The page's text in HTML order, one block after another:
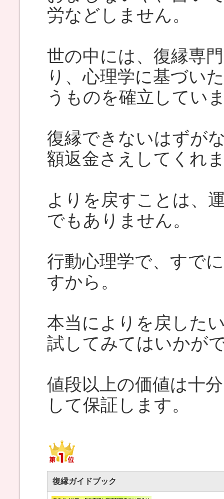
労などしません。
世の中には、復縁専
り、心理学に基づい
うものを確立してい
復縁できないはずが
額返金さえしてくれ
よりを戻すことは、
でもありません。
行動心理学で、すで
すから。
本当によりを戻した
試してみてはいかが
値段以上の価値は十
して保証します。
復縁ガイドブック